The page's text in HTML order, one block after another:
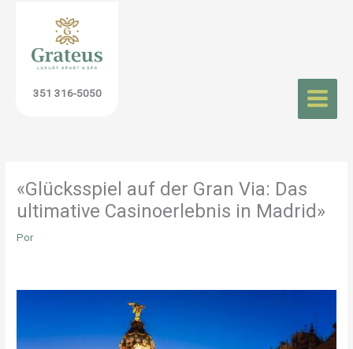
351 316-5050
«Glücksspiel auf der Gran Via: Das
ultimative Casinoerlebnis in Madrid»
Por